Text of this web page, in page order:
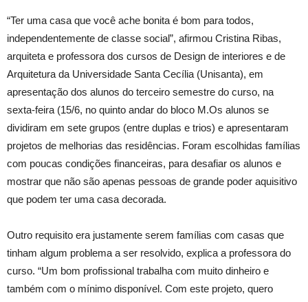
“Ter uma casa que você ache bonita é bom para todos,
independentemente de classe social”, afirmou Cristina Ribas,
arquiteta e professora dos cursos de Design de interiores e de
Arquitetura da Universidade Santa Cecília (Unisanta), em
apresentação dos alunos do terceiro semestre do curso, na
sexta-feira (15/6, no quinto andar do bloco M.Os alunos se
dividiram em sete grupos (entre duplas e trios) e apresentaram
projetos de melhorias das residências. Foram escolhidas famílias
com poucas condições financeiras, para desafiar os alunos e
mostrar que não são apenas pessoas de grande poder aquisitivo
que podem ter uma casa decorada.
Outro requisito era justamente serem famílias com casas que
tinham algum problema a ser resolvido, explica a professora do
curso. “Um bom profissional trabalha com muito dinheiro e
também com o mínimo disponível. Com este projeto, quero